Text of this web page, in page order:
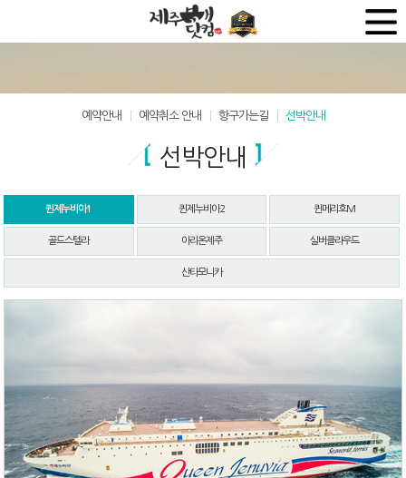
예약안내 예약취소 안내 항구가는길 선박안내
선박안내
퀸제누비아1 퀸제누비아2 퀸메리호M
골드스텔라 아리온제주 실버클라우드
산타모니카